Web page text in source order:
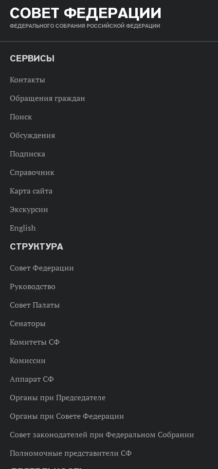
СОВЕТ ФЕДЕРАЦИИ
ФЕДЕРАЛЬНОГО СОБРАНИЯ РОССИЙСКОЙ ФЕДЕРАЦИИ
СЕРВИСЫ
Контакты
Обращения граждан
Поиск
Обсуждения
Подписка
Справочник
Карта сайта
Экскурсии
English
СТРУКТУРА
Совет Федерации
Руководство
Совет Палаты
Сенаторы
Комитеты СФ
Комиссии
Аппарат СФ
Органы при Председателе
Органы при Совете Федерации
Совет законодателей при Федеральном Собрании
Полномочные представители СФ